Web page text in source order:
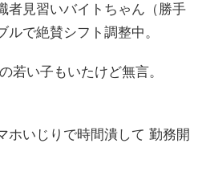
者見習いバイトちゃん（勝手
で絶賛シフト調整中。
若い子もいたけど無言。
ホいじりで時間潰して 勤務開